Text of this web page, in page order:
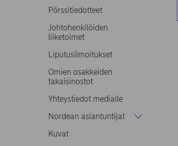
Pörssitiedotteet
Johtohenkilöiden
liiketoimet
Liputusilmoitukset
Omien osakkeiden
takaisinostot
Yhteystiedot medialle
Nordean asiantuntijat
Kuvat